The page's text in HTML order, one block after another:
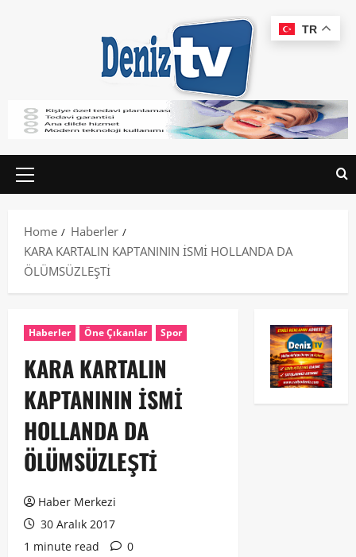
Home
Haberler
KARA KARTALIN KAPTANININ İSMİ HOLLANDA DA
ÖLÜMSÜZLEŞTİ
Haberler Öne Çıkanlar Spor
KARA KARTALIN
KAPTANININ İSMİ
HOLLANDA DA
ÖLÜMSÜZLEŞTİ
Haber Merkezi
30 Aralık 2017
1 minute read
0
TR